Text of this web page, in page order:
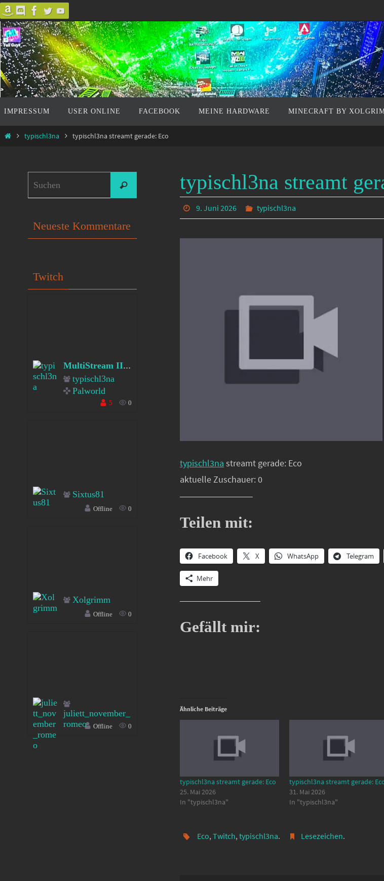
Zum
Inhalt
springen
Inhalt
springen
IMPRESSUM USER ONLINE FACEBOOK MEINE HARDWARE MINECRAFT BY
Starttypischl3na typischl3na streamt gerade: Eco
typischl3na streamt
9. Juni 2026 typischl3na
typischl3na streamt gerade: Eco
aktuelle Zuschauer: 0
Teilen mit:
Facebook X WhatsApp Telegram
Mehr
Gefällt mir:
Ähnliche Beiträge
typischl3na streamt gerade: Eco
25. Mai 2026
In "typischl3na"
typischl3na streamt gerade:
31. Mai 2026
In "typischl3na"
Eco, Twitch, typischl3na. Lesezeichen.
nach:
Suchen
Neueste Kommentare
Twitch
MultiStream II II I´m back- Back in PalLand
typischl3na
Palworld
5 0
Sixtus81
Offline 0
Xolgrimm
Offline 0
juliett_november_
romeo
Offline 0